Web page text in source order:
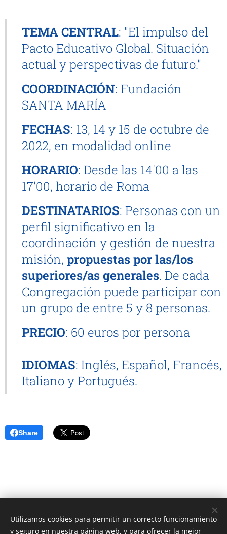
TEMA CENTRAL: "El impulso del
Pacto Educativo Global. Situación
actual y perspectivas de futuro."
COORDINACIÓN: Fundación
SANTA MARÍA
FECHAS: 13, 14 y 15 de octubre de
2022, en modalidad online
HORARIO: Desde las 14'00 a las
17'00, horario de Roma
DESTINATARIOS: Personas con un
perfil significativo en la
coordinación y gestión de nuestra
misión, propuestas por las/los
superiores/as generales. De cada
Congregación puede participar con
un grupo de entre 5 y 8 personas.
PRECIO: 60 euros por persona
IDIOMAS: Inglés, Español, Francés,
Italiano y Portugués.
Share
Unione Superiori Generali - Via dei Penitenzieri 19 -00193 ROMA
Utilizamos cookies para permitir un correcto funcionamiento
y seguro en nuestra página web, y para ofrecer la mejor